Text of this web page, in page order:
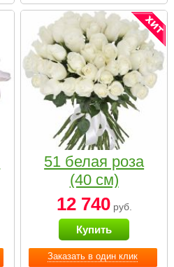
Заказать в один клик
51 белая роза
(40 см)
12 740руб.
Купить